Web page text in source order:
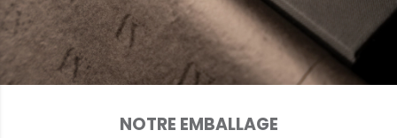
NOTRE EMBALLAGE